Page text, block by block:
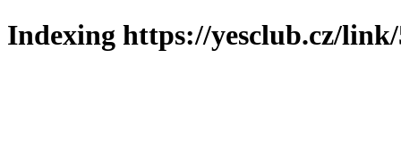
Indexing https://yesclub.cz/link/